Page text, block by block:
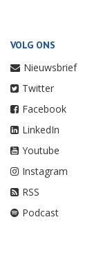
VOLG ONS
Nieuwsbrief
Twitter
Facebook
LinkedIn
Youtube
Instagram
RSS
Podcast